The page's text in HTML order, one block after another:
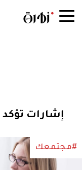
إشارات تؤكد
#مجتمعك